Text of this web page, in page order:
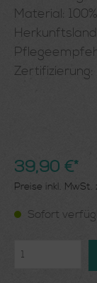
Material:
39,90 €*
Preise inkl.
Sofort